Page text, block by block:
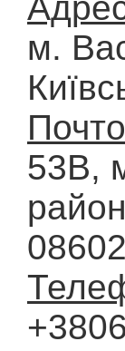
м.
53В,
08602